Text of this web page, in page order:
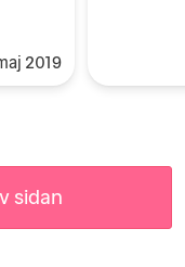
2019
sidan